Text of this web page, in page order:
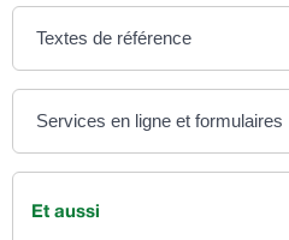
Textes de référence
Services en ligne et formulaires
Et aussi